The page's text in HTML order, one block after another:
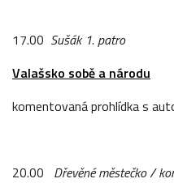
17.00 Sušák 1. patro
Valašsko sobě a národu
komentovaná prohlídka s
20.00 Dřevěné městečko /